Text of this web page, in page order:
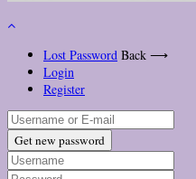
Lost Password Back ⟶
Login
Register
Get new password